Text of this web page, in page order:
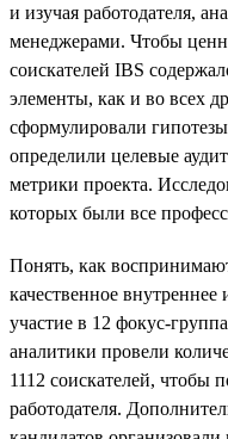
и изучая работодателя,
менеджерами. Чтобы
соискателей IBS
элементы, как и во всех
сформулировали
определили целевые
метрики проекта.
которых были все
Понять, как
качественное
участие в 12 фокус-
аналитики провели
1112 соискателей,
работодателя.